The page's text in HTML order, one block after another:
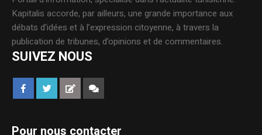
Kapitalis accorde, par ailleurs, une grande importance aux
débats d’idées et à l’expression citoyenne, à travers la
publication de tribunes, d’opinions et de commentaires.
SUIVEZ NOUS
Pour nous contacter